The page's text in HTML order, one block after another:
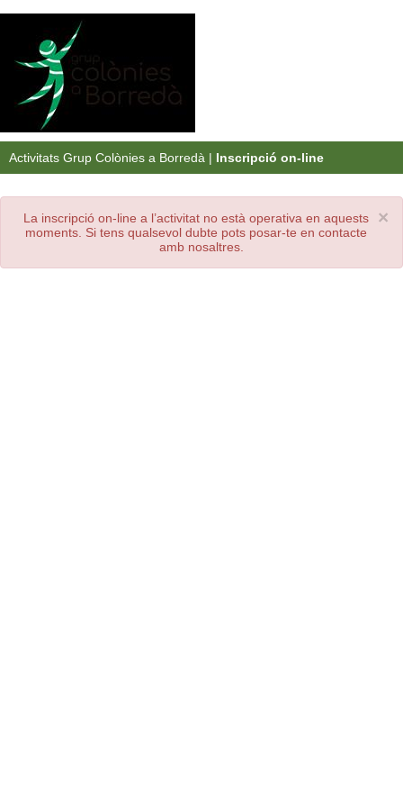
Activitats Grup Colònies a Borredà | Inscripció on-line
×
La inscripció on-line a l’activitat no està operativa en aquests
moments. Si tens qualsevol dubte pots posar-te en contacte
amb nosaltres.